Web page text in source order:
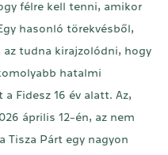
félre kell tenni, amikor
hasonló törekvésből,
tudna kirajzolódni, hogy
hatalmi
Fidesz 16 év alatt. Az,
április 12-én, az nem
Tisza Párt egy nagyon